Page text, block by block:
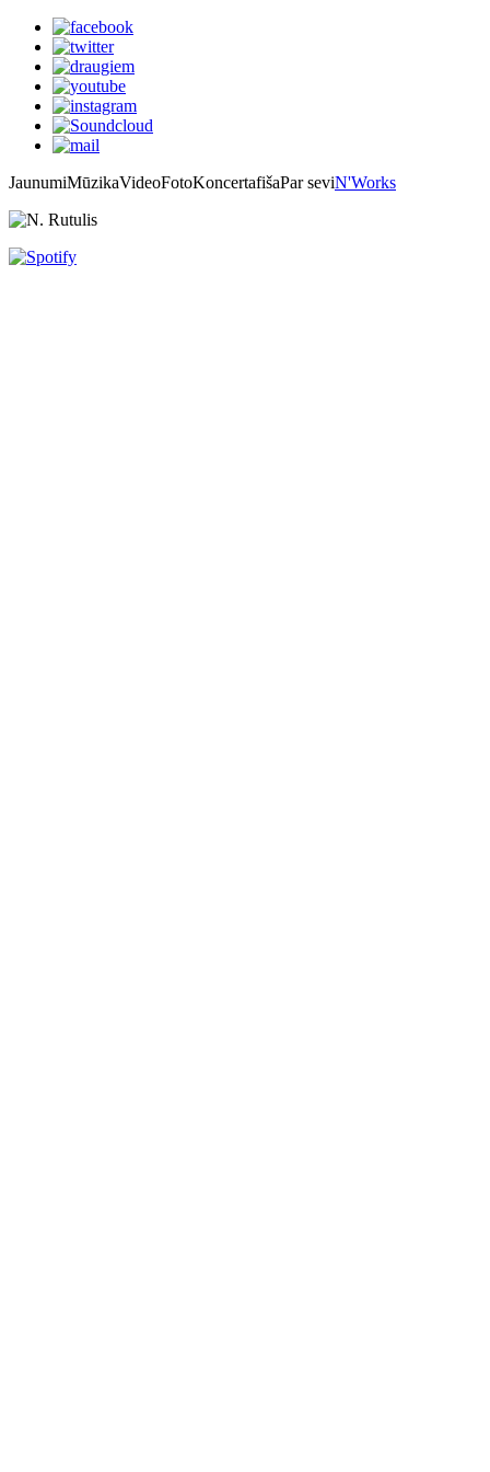
JaunumiMūzikaVideoFotoKoncertafišaPar seviN'Works